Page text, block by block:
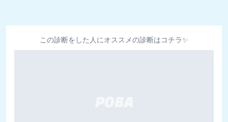
この診断をした人にオススメの診断はコチラ✨